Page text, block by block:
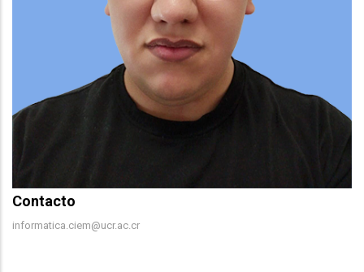
Contacto
Contacto
informatica.ciem@ucr.ac.cr